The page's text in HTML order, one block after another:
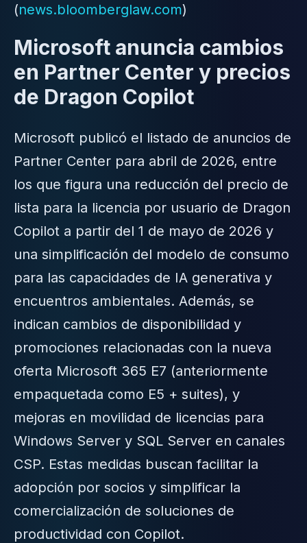
(news.bloomberglaw.com)
Microsoft anuncia cambios
en Partner Center y precios
de Dragon Copilot
Microsoft publicó el listado de anuncios de
Partner Center para abril de 2026, entre
los que figura una reducción del precio de
lista para la licencia por usuario de Dragon
Copilot a partir del 1 de mayo de 2026 y
una simplificación del modelo de consumo
para las capacidades de IA generativa y
encuentros ambientales. Además, se
indican cambios de disponibilidad y
promociones relacionadas con la nueva
oferta Microsoft 365 E7 (anteriormente
empaquetada como E5 + suites), y
mejoras en movilidad de licencias para
Windows Server y SQL Server en canales
CSP. Estas medidas buscan facilitar la
adopción por socios y simplificar la
comercialización de soluciones de
productividad con Copilot.